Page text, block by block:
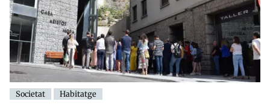
Societat Habitatge